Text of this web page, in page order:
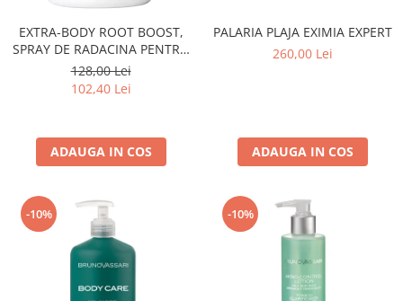
EXTRA-BODY ROOT BOOST,
SPRAY DE RADACINA PENTRU
VOLUM 250 ML
128,00 Lei
102,40 Lei
ADAUGA IN COS
PALARIA PLAJA EXIMIA EXPERT
260,00 Lei
ADAUGA IN COS
-10% -10%